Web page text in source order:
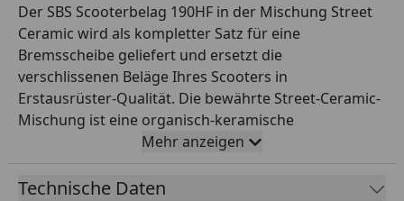
Der SBS Scooterbelag 190HF in der Mischung Street
Ceramic wird als kompletter Satz für eine
Bremsscheibe geliefert und ersetzt die
verschlissenen Beläge Ihres Scooters in
Erstausrüster-Qualität. Die bewährte Street-Ceramic-
Mischung ist eine organisch-keramische
Reibmischung, die für den täglichen Einsatz auf der
Straße entwickelt wurde. Sie überzeugt durch einen
gut dosierbaren, gleichmäßigen Biss, leises und
Mehr anzeigen
Technische Daten